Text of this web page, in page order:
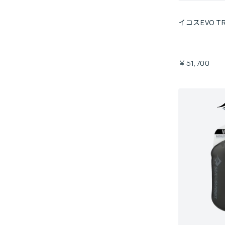
イコスEVO
￥51,700